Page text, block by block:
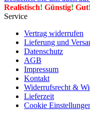
Realistisch! Günstig! Gut!
Service
Vertrag widerrufen
Lieferung und
Datenschutz
AGB
Impressum
Kontakt
Widerrufsrecht &
Lieferzeit
Cookie